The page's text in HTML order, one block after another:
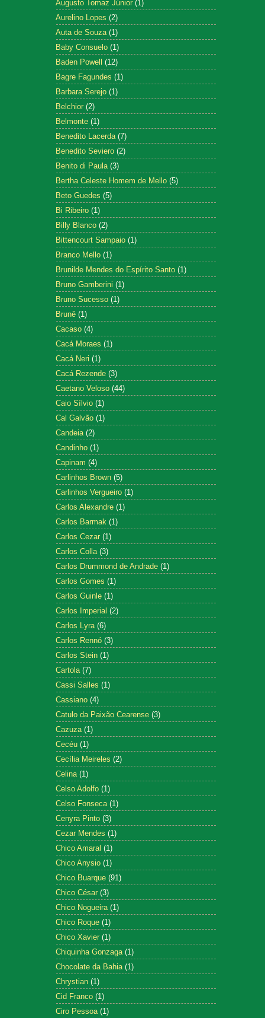
Augusto Tomaz Júnior (1)
Aurelino Lopes (2)
Auta de Souza (1)
Baby Consuelo (1)
Baden Powell (12)
Bagre Fagundes (1)
Barbara Serejo (1)
Belchior (2)
Belmonte (1)
Benedito Lacerda (7)
Benedito Seviero (2)
Benito di Paula (3)
Bertha Celeste Homem de Mello (5)
Beto Guedes (5)
Bi Ribeiro (1)
Billy Blanco (2)
Bittencourt Sampaio (1)
Branco Mello (1)
Brunilde Mendes do Espírito Santo (1)
Bruno Gamberini (1)
Bruno Sucesso (1)
Brunê (1)
Cacaso (4)
Cacá Moraes (1)
Cacá Neri (1)
Cacá Rezende (3)
Caetano Veloso (44)
Caio Sílvio (1)
Cal Galvão (1)
Candeia (2)
Candinho (1)
Capinam (4)
Carlinhos Brown (5)
Carlinhos Vergueiro (1)
Carlos Alexandre (1)
Carlos Barmak (1)
Carlos Cezar (1)
Carlos Colla (3)
Carlos Drummond de Andrade (1)
Carlos Gomes (1)
Carlos Guinle (1)
Carlos Imperial (2)
Carlos Lyra (6)
Carlos Rennó (3)
Carlos Stein (1)
Cartola (7)
Cassi Salles (1)
Cassiano (4)
Catulo da Paixão Cearense (3)
Cazuza (1)
Cecéu (1)
Cecília Meireles (2)
Celina (1)
Celso Adolfo (1)
Celso Fonseca (1)
Cenyra Pinto (3)
Cezar Mendes (1)
Chico Amaral (1)
Chico Anysio (1)
Chico Buarque (91)
Chico César (3)
Chico Nogueira (1)
Chico Roque (1)
Chico Xavier (1)
Chiquinha Gonzaga (1)
Chocolate da Bahia (1)
Chrystian (1)
Cid Franco (1)
Ciro Pessoa (1)